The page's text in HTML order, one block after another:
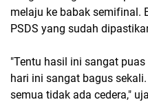
melaju ke babak semifinal.
PSDS yang sudah
"Tentu hasil ini sangat
hari ini sangat bagus
semua tidak ada cedera,"